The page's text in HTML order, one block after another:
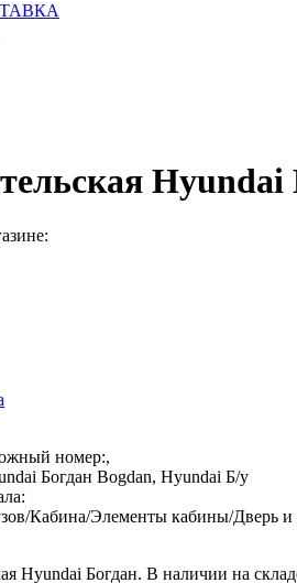
номер:,
Богдан Bogdan, Hyundai Б/у
Кабина/Элементы кабины/Дверь
Hyundai Богдан. В наличии на